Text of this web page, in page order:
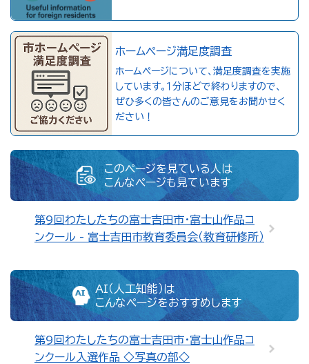
ホームページ満足度調査
ホームページについて、満足度調査を実施
しています。１分ほどで終わりますので、
ぜひ多くの皆さんのご意見をお聞かせく
ださい！
このページを見ている人は
こんなページも見ています
第9回わたしたちの富士吉田市・富士山作品コ
ンクール - 富士吉田市教育委員会（教育研修所）
AI（人工知能）は
こんなページをおすすめします
第9回わたしたちの富士吉田市・富士山作品コ
ンクール入選作品 ◇写真の部◇